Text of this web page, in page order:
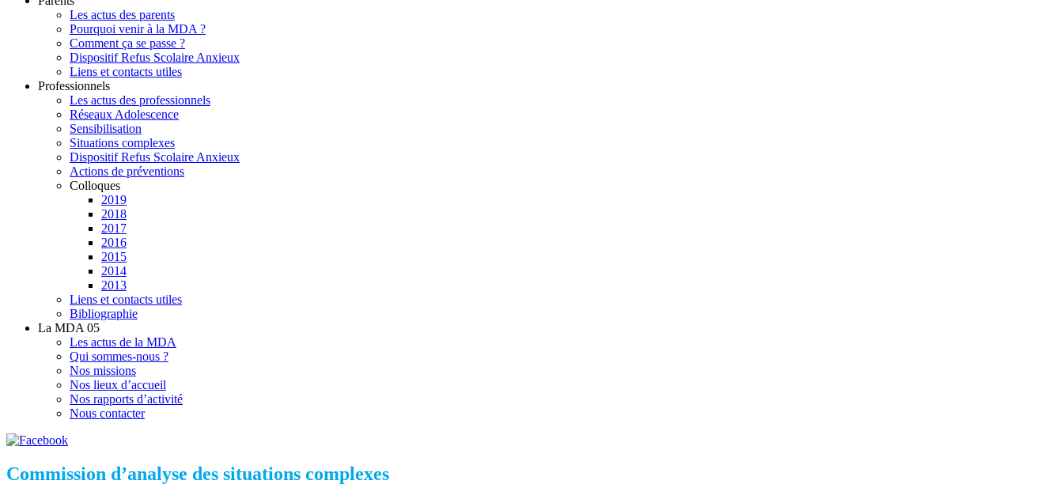
Les actus des parents
Pourquoi venir à la MDA ?
Comment ça se passe ?
Dispositif Refus Scolaire Anxieux
Liens et contacts utiles
Professionnels
Les actus des professionnels
Réseaux Adolescence
Sensibilisation
Situations complexes
Dispositif Refus Scolaire Anxieux
Actions de préventions
Colloques
2019
2018
2017
2016
2015
2014
2013
Liens et contacts utiles
Bibliographie
La MDA 05
Les actus de la MDA
Qui sommes-nous ?
Nos missions
Nos lieux d’accueil
Nos rapports d’activité
Nous contacter
Commission d’analyse des situations complexes